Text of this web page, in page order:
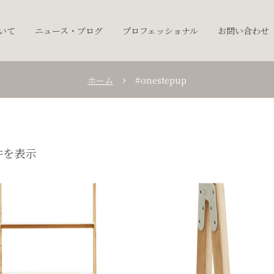
て ニュース・ブログ プロフェッショナル お問い合わせ
ホーム #onestepup
表示